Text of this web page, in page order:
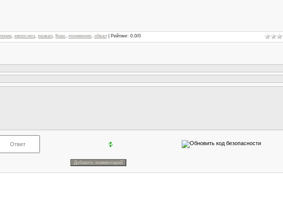
евросоюз развал Крах понижение обвал Рейтинг: 0.0/0